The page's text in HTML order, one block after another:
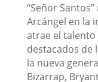
“Señor
Arcángel en la
atrae el talento
destacados de
la nueva
Bizarrap,